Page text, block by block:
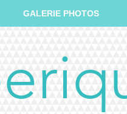
GALERIE PHOTOS